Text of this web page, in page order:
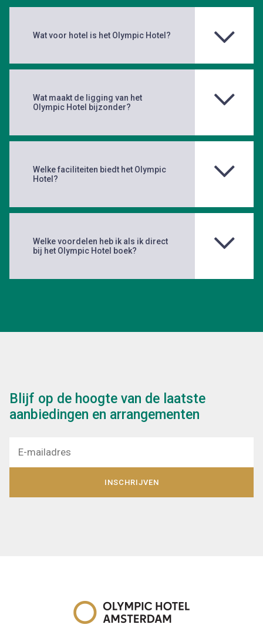
Wat voor hotel is het Olympic Hotel?
Wat maakt de ligging van het
Olympic Hotel bijzonder?
Welke faciliteiten biedt het Olympic
Hotel?
Welke voordelen heb ik als ik direct
bij het Olympic Hotel boek?
Blijf op de hoogte van de laatste
aanbiedingen en arrangementen